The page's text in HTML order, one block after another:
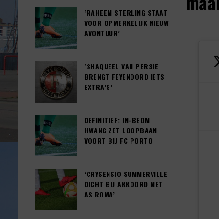
‘RAHEEM STERLING STAAT
VOOR OPMERKELIJK NIEUW
AVONTUUR’
‘SHAQUEEL VAN PERSIE
BRENGT FEYENOORD IETS
EXTRA’S’
DEFINITIEF: IN-BEOM
HWANG ZET LOOPBAAN
VOORT BIJ FC PORTO
‘CRYSENSIO SUMMERVILLE
DICHT BIJ AKKOORD MET
AS ROMA’